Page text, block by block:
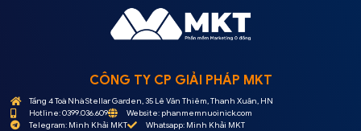
CÔNG TY CP GIẢI PHÁP MKT
Tầng 4 Toà Nhà Stellar Garden, 35 Lê Văn Thiêm, Thanh Xuân, HN
Hotline: 0399.036.609
Website: phanmemnuoinick.com
Telegram: Minh Khải MKT
Whatsapp: Minh Khải MKT